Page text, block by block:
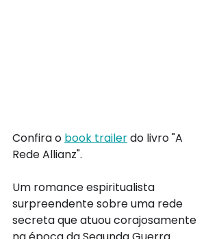
Confira o book trailer do livro "A
Rede Allianz".
Um romance espiritualista
surpreendente sobre uma rede
secreta que atuou corajosamente